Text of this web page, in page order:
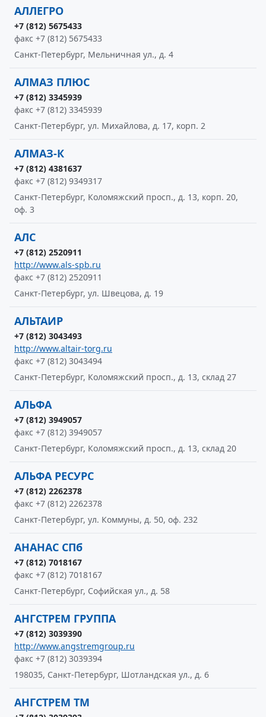
АЛЛЕГРО
+7 (812) 5675433
факс +7 (812) 5675433
Санкт-Петербург, Мельничная ул., д. 4
АЛМАЗ ПЛЮС
+7 (812) 3345939
факс +7 (812) 3345939
Санкт-Петербург, ул. Михайлова, д. 17, корп. 2
АЛМАЗ-К
+7 (812) 4381637
факс +7 (812) 9349317
Санкт-Петербург, Коломяжский просп., д. 13, корп. 20,
оф. 3
АЛС
+7 (812) 2520911
http://www.als-spb.ru
факс +7 (812) 2520911
Санкт-Петербург, ул. Швецова, д. 19
АЛЬТАИР
+7 (812) 3043493
http://www.altair-torg.ru
факс +7 (812) 3043494
Санкт-Петербург, Коломяжский просп., д. 13, склад 27
АЛЬФА
+7 (812) 3949057
факс +7 (812) 3949057
Санкт-Петербург, Коломяжский просп., д. 13, склад 20
АЛЬФА РЕСУРС
+7 (812) 2262378
факс +7 (812) 2262378
Санкт-Петербург, ул. Коммуны, д. 50, оф. 232
АНАНАС СПб
+7 (812) 7018167
факс +7 (812) 7018167
Санкт-Петербург, Софийская ул., д. 58
АНГСТРЕМ ГРУППА
+7 (812) 3039390
http://www.angstremgroup.ru
факс +7 (812) 3039394
198035, Санкт-Петербург, Шотландская ул., д. 6
АНГСТРЕМ ТМ